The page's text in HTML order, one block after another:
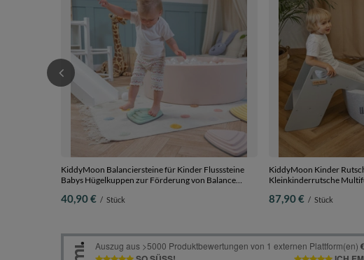
KiddyMoon Balanciersteine für Kinder Flusssteine
Babys Hügelkuppen zur Förderung von Balance
Kleinkinder Fördert Rutschfester, bunt, 6 Stücke
40,90 € / Stück
KiddyMoon Kinder
Kleinkinderrutsche
87,90 € / Stück